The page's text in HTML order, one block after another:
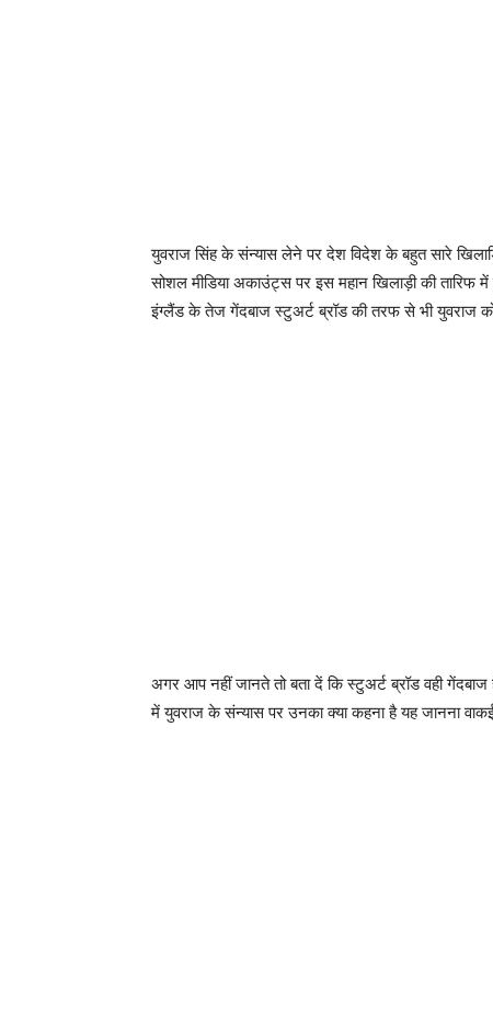
सोशल मीडिया अकाउंट्स पर इस महान खिलाड़ी की
इंग्लैंड के तेज गेंदबाज स्टुअर्ट ब्रॉड की तरफ से भी युवराज